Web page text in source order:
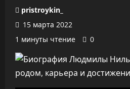
pristroykin_
15 марта 2022
1 минуты чтение
0